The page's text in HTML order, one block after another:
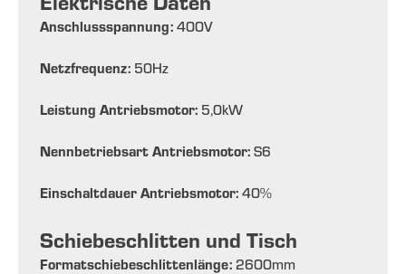
Anschlussspannung: 400V
Netzfrequenz: 50Hz
Leistung Antriebsmotor: 5,0kW
Nennbetriebsart Antriebsmotor: S6
Einschaltdauer Antriebsmotor: 40%
Schiebeschlitten und Tisch
Formatschiebeschlittenlänge: 2600mm